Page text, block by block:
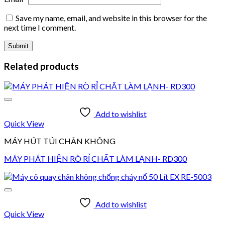
Save my name, email, and website in this browser for the
next time I comment.
Related products
Add to wishlist
Quick View
MÁY HÚT TÚI CHÂN KHÔNG
MÁY PHÁT HIỆN RÒ RỈ CHẤT LÀM LẠNH- RD300
Add to wishlist
Quick View